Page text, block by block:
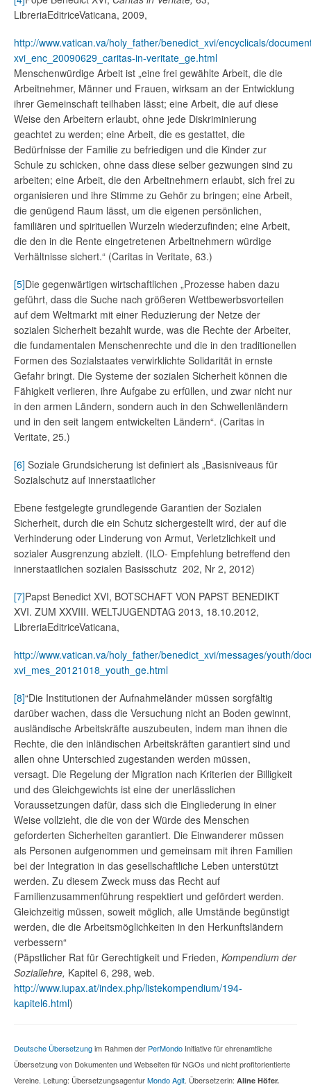
LibreriaEditriceVaticana, 2009,
http://www.vatican.va/holy_father/benedict_xvi/encyclicals/
xvi_enc_20090629_caritas-in-veritate_ge.html
Menschenwürdige Arbeit ist „eine frei gewählte Arbeit, die die
Arbeitnehmer, Männer und Frauen, wirksam an der Entwicklung
ihrer Gemeinschaft teilhaben lässt; eine Arbeit, die auf diese
Weise den Arbeitern erlaubt, ohne jede Diskriminierung
geachtet zu werden; eine Arbeit, die es gestattet, die
Bedürfnisse der Familie zu befriedigen und die Kinder zur
Schule zu schicken, ohne dass diese selber gezwungen sind zu
arbeiten; eine Arbeit, die den Arbeitnehmern erlaubt, sich frei zu
organisieren und ihre Stimme zu Gehör zu bringen; eine Arbeit,
die genügend Raum lässt, um die eigenen persönlichen,
familiären und spirituellen Wurzeln wiederzufinden; eine Arbeit,
die den in die Rente eingetretenen Arbeitnehmern würdige
Verhältnisse sichert.“ (Caritas in Veritate, 63.)
[5]Die gegenwärtigen wirtschaftlichen „Prozesse haben dazu
geführt, dass die Suche nach größeren Wettbewerbsvorteilen
auf dem Weltmarkt mit einer Reduzierung der Netze der
sozialen Sicherheit bezahlt wurde, was die Rechte der Arbeiter,
die fundamentalen Menschenrechte und die in den traditionellen
Formen des Sozialstaates verwirklichte Solidarität in ernste
Gefahr bringt. Die Systeme der sozialen Sicherheit können die
Fähigkeit verlieren, ihre Aufgabe zu erfüllen, und zwar nicht nur
in den armen Ländern, sondern auch in den Schwellenländern
und in den seit langem entwickelten Ländern“. (Caritas in
Veritate, 25.)
[6] Soziale Grundsicherung ist definiert als „Basisniveaus für
Sozialschutz auf innerstaatlicher
Ebene festgelegte grundlegende Garantien der Sozialen
Sicherheit, durch die ein Schutz sichergestellt wird, der auf die
Verhinderung oder Linderung von Armut, Verletzlichkeit und
sozialer Ausgrenzung abzielt. (ILO- Empfehlung betreffend den
innerstaatlichen sozialen Basisschutz 202, Nr 2, 2012)
[7]Papst Benedict XVI, BOTSCHAFT VON PAPST BENEDIKT
XVI. ZUM XXVIII. WELTJUGENDTAG 2013, 18.10.2012,
LibreriaEditriceVaticana,
http://www.vatican.va/holy_father/benedict_xvi/messages/youth/
xvi_mes_20121018_youth_ge.html
[8]“Die Institutionen der Aufnahmeländer müssen sorgfältig
darüber wachen, dass die Versuchung nicht an Boden gewinnt,
ausländische Arbeitskräfte auszubeuten, indem man ihnen die
Rechte, die den inländischen Arbeitskräften garantiert sind und
allen ohne Unterschied zugestanden werden müssen,
versagt. Die Regelung der Migration nach Kriterien der Billigkeit
und des Gleichgewichts ist eine der unerlässlichen
Voraussetzungen dafür, dass sich die Eingliederung in einer
Weise vollzieht, die die von der Würde des Menschen
geforderten Sicherheiten garantiert. Die Einwanderer müssen
als Personen aufgenommen und gemeinsam mit ihren Familien
bei der Integration in das gesellschaftliche Leben unterstützt
werden. Zu diesem Zweck muss das Recht auf
Familienzusammenführung respektiert und gefördert werden.
Gleichzeitig müssen, soweit möglich, alle Umstände begünstigt
werden, die die Arbeitsmöglichkeiten in den Herkunftsländern
verbessern“
(Päpstlicher Rat für Gerechtigkeit und Frieden, Kompendium der
Soziallehre, Kapitel 6, 298, web.
http://www.iupax.at/index.php/listekompendium/194-
kapitel6.html)
Deutsche Übersetzungim Rahmen der PerMondo Initiative für ehrenamtliche
Übersetzung von Dokumenten und Webseiten für NGOs und nicht profitorientierte
Vereine. Leitung: ÜbersetzungsagenturMondo Agit. Übersetzerin: Aline Höfer.